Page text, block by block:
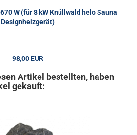
W (für 8 kW Knüllwald helo Sauna
Designheizgerät)
98,00 EUR
Artikel bestellten, haben
gekauft: